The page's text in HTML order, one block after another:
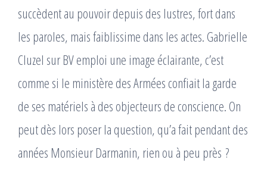
succèdent au pouvoir depuis des lustres, fort dans
les paroles, mais faiblissime dans les actes. Gabrielle
Cluzel sur BV emploi une image éclairante, c’est
comme si le ministère des Armées confiait la garde
de ses matériels à des objecteurs de conscience. On
peut dès lors poser la question, qu’a fait pendant des
années Monsieur Darmanin, rien ou à peu près ?